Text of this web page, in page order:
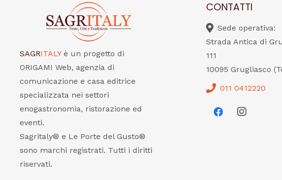
SAGRITALY è un progetto di
ORIGAMI Web, agenzia di
comunicazione e casa editrice
specializzata nei settori
enogastronomia, ristorazione ed
eventi.
Sagritaly® e Le Porte del Gusto®
sono marchi registrati. Tutti i diritti
riservati.
CONTATTI
Sede operativa:
Strada Antica di
111
10095 Grugliasco
011 0412220